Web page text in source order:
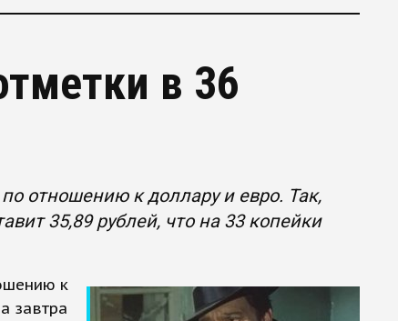
в 36
отношению к доллару и евро. Так,
35,89 рублей, что на 33 копейки
к
завтра